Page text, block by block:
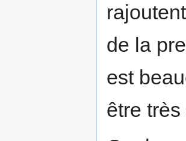
de la
est
être